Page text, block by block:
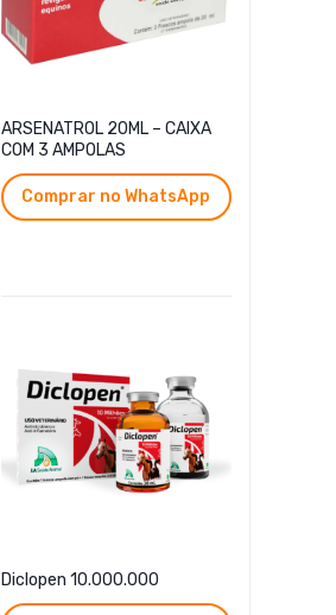
ARSENATROL 20ML – CAIXA
COM 3 AMPOLAS
Comprar no WhatsApp
Diclopen 10.000.000